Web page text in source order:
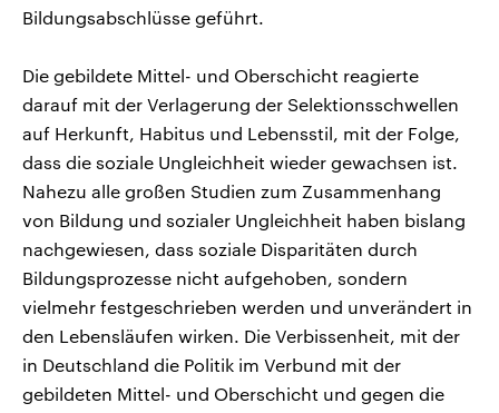
Bildungsabschlüsse geführt.
Die gebildete Mittel- und Oberschicht reagierte
darauf mit der Verlagerung der Selektionsschwellen
auf Herkunft, Habitus und Lebensstil, mit der Folge,
dass die soziale Ungleichheit wieder gewachsen ist.
Nahezu alle großen Studien zum Zusammenhang
von Bildung und sozialer Ungleichheit haben bislang
nachgewiesen, dass soziale Disparitäten durch
Bildungsprozesse nicht aufgehoben, sondern
vielmehr festgeschrieben werden und unverändert in
den Lebensläufen wirken. Die Verbissenheit, mit der
in Deutschland die Politik im Verbund mit der
gebildeten Mittel- und Oberschicht und gegen die